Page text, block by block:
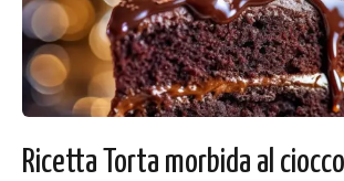
Ricetta Torta morbida al